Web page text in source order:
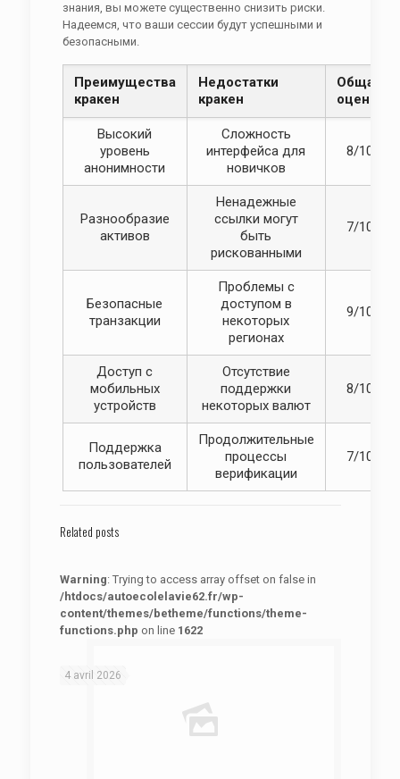
знания, вы можете существенно снизить риски.
Надеемся, что ваши сессии будут успешными и
безопасными.
Преимущества
кракен
Недостатки
кракен
Общая
оценка
Высокий
уровень
анонимности
Сложность
интерфейса для
новичков
8/10
Разнообразие
активов
Ненадежные
ссылки могут
быть
рискованными
7/10
Безопасные
транзакции
Проблемы с
доступом в
некоторых
регионах
9/10
Доступ с
мобильных
устройств
Отсутствие
поддержки
некоторых валют
8/10
Поддержка
пользователей
Продолжительные
процессы
верификации
7/10
Related posts
Warning: Trying to access array offset on false in
/htdocs/autoecolelavie62.fr/wp-
content/themes/betheme/functions/theme-
functions.php on line 1622
4 avril 2026